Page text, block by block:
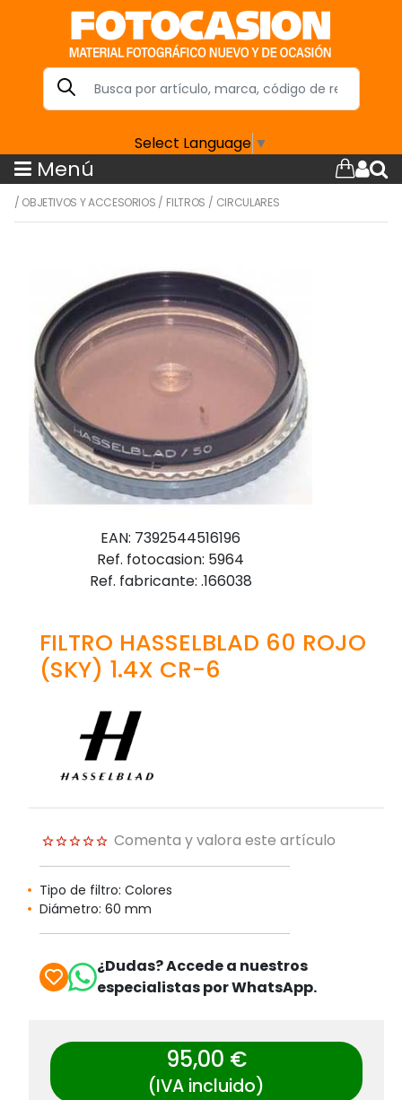
Select Language ▼
Menú
/ OBJETIVOS Y ACCESORIOS / FILTROS / CIRCULARES
EAN: 7392544516196
Ref. fotocasion: 5964
Ref. fabricante: .166038
FILTRO HASSELBLAD 60 ROJO
(SKY) 1.4X CR-6
Comenta y valora este artículo
Tipo de filtro: Colores
Diámetro: 60 mm
¿Dudas? Accede a nuestros
especialistas por WhatsApp.
95,00 €
(IVA incluido)